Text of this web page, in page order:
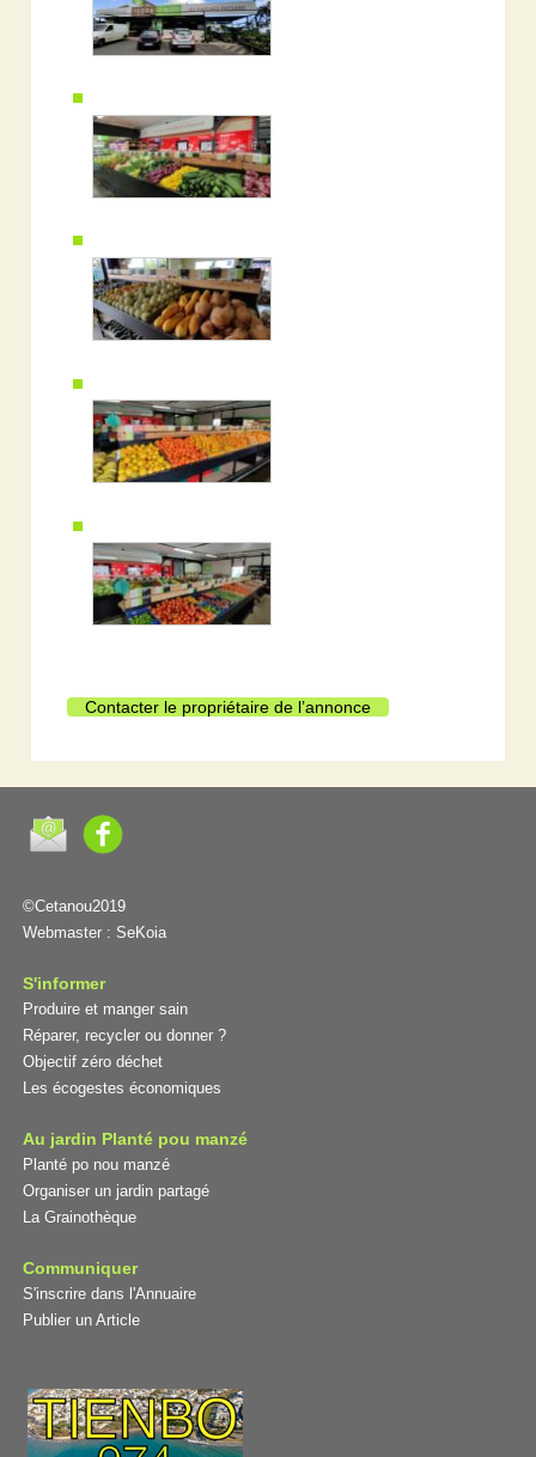
Contacter le propriétaire de l’annonce
©Cetanou2019
Webmaster : SeKoia
S'informer
Produire et manger sain
Réparer, recycler ou donner ?
Objectif zéro déchet
Les écogestes économiques
Au jardin Planté pou manzé
Planté po nou manzé
Organiser un jardin partagé
La Grainothèque
Communiquer
S'inscrire dans l'Annuaire
Publier un Article